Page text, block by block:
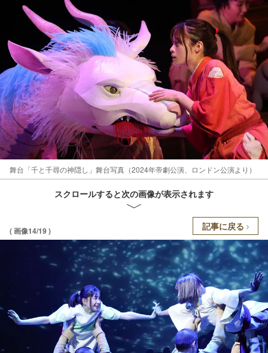
舞台「千と千尋の神隠し」舞台写真（2024年帝劇公演、ロンドン公演より）
スクロールすると次の画像が表示されます
( 画像14/19 ) 記事に戻る